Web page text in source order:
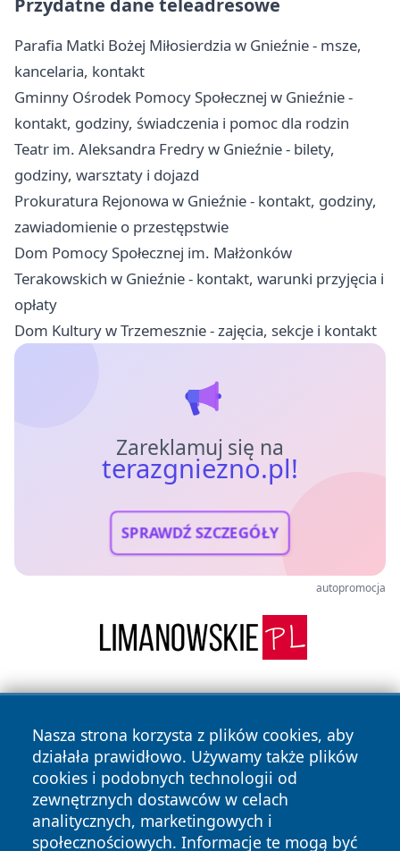
Parafia Matki Bożej Miłosierdzia w Gnieźnie - msze,
kancelaria, kontakt
Gminny Ośrodek Pomocy Społecznej w Gnieźnie -
kontakt, godziny, świadczenia i pomoc dla rodzin
Teatr im. Aleksandra Fredry w Gnieźnie - bilety,
godziny, warsztaty i dojazd
Prokuratura Rejonowa w Gnieźnie - kontakt, godziny,
zawiadomienie o przestępstwie
Dom Pomocy Społecznej im. Małżonków
Terakowskich w Gnieźnie - kontakt, warunki przyjęcia i
opłaty
Dom Kultury w Trzemesznie - zajęcia, sekcje i kontakt
Zareklamuj się na
terazgniezno.pl!
SPRAWDŹ SZCZEGÓŁY
autopromocja
Nasza strona korzysta z plików cookies, aby
działała prawidłowo. Używamy także plików
cookies i podobnych technologii od
zewnętrznych dostawców w celach
analitycznych, marketingowych i
społecznościowych. Informacje te mogą być
Copyright © 2026 terazgniezno.pl Wszystkie prawa
zastrzeżone.